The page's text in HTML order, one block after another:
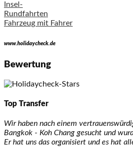
Insel-
Rundfahrten
Fahrzeug mit Fahrer
www.holidaycheck.de
Bewertung
Top Transfer
Wir haben nach einem
Bangkok - Koh Chang gesucht und
Er hat uns das organisiert und es hat